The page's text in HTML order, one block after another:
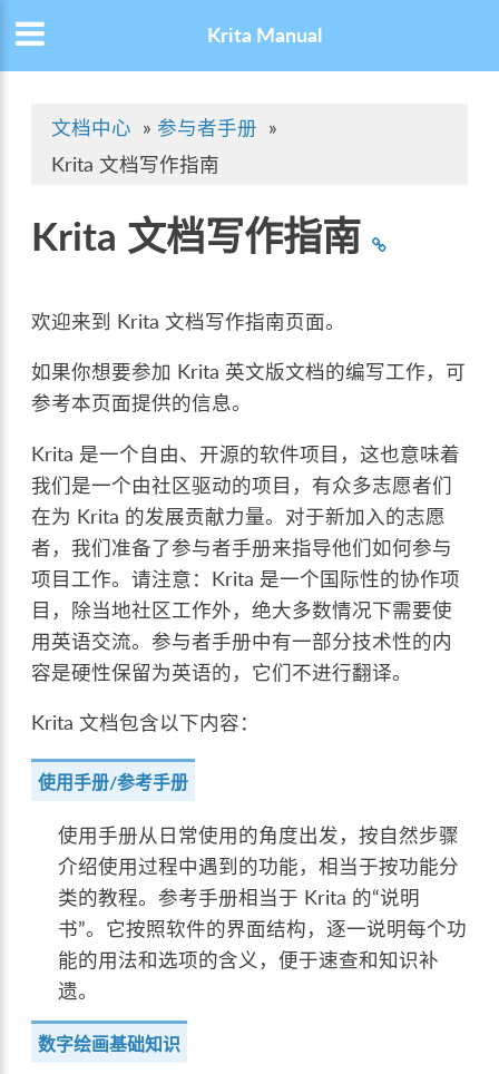
Krita Manual
文档中心 » 参与者手册 »
Krita 文档写作指南
Krita 文档写作指南
欢迎来到 Krita 文档写作指南页面。
如果你想要参加 Krita 英文版文档的编写工作，可
参考本页面提供的信息。
Krita 是一个自由、开源的软件项目，这也意味着
我们是一个由社区驱动的项目，有众多志愿者们
在为 Krita 的发展贡献力量。对于新加入的志愿
者，我们准备了参与者手册来指导他们如何参与
项目工作。请注意：Krita 是一个国际性的协作项
目，除当地社区工作外，绝大多数情况下需要使
用英语交流。参与者手册中有一部分技术性的内
容是硬性保留为英语的，它们不进行翻译。
Krita 文档包含以下内容：
使用手册/参考手册
使用手册从日常使用的角度出发，按自然步骤
介绍使用过程中遇到的功能，相当于按功能分
类的教程。参考手册相当于 Krita 的“说明
书”。它按照软件的界面结构，逐一说明每个功
能的用法和选项的含义，便于速查和知识补
遗。
数字绘画基础知识